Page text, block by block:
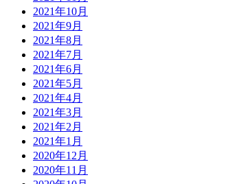
2021年10月
2021年9月
2021年8月
2021年7月
2021年6月
2021年5月
2021年4月
2021年3月
2021年2月
2021年1月
2020年12月
2020年11月